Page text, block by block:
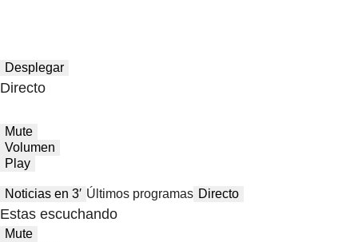
Desplegar
Directo
Mute
Volumen
Play
Noticias en 3′ Últimos programas Directo
Estas escuchando
Mute